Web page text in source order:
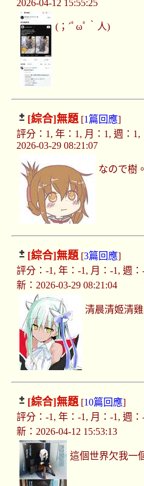
2026-04-12 15:55:25
(；´ﾟωﾟ｀人)
[綜合]無題[1篇回應]
評分：1, 年：1, 月：1, 週：1,
2026-03-29 08:21:07
なので樹。
[綜合]無題[3篇回應]
評分：-1, 年：-1, 月：-1, 週
新：2026-03-29 08:21:04
清晨清姬清
[綜合]無題[10篇回應]
評分：-1, 年：-1, 月：-1, 週
新：2026-04-12 15:53:13
這個世界欠我一